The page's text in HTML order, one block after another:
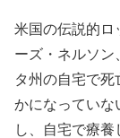
米国の伝説的ロ
ーズ・ネルソン
タ州の自宅で死
かになっていな
し、自宅で療